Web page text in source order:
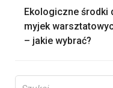
wpisu
Ekologiczne środki
myjek
– jakie wybrać?